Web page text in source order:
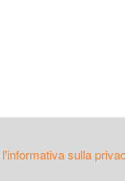
l'informativa sulla